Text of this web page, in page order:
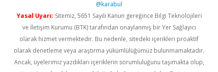
@karabul
Yasal Uyarı: Sitemiz, 5651 Sayılı Kanun gereğince Bilgi Teknolojileri
ve İletişim Kurumu (BTK) tarafından onaylanmış bir Yer Sağlayıcı
olarak hizmet vermektedir. Bu nedenle, sitedeki içerikleri proaktif
olarak denetleme veya araştırma yükümlülüğümüz bulunmamaktadır.
Ancak, üyelerimiz yazdıkları içeriklerin sorumluluğunu taşımakta olup,